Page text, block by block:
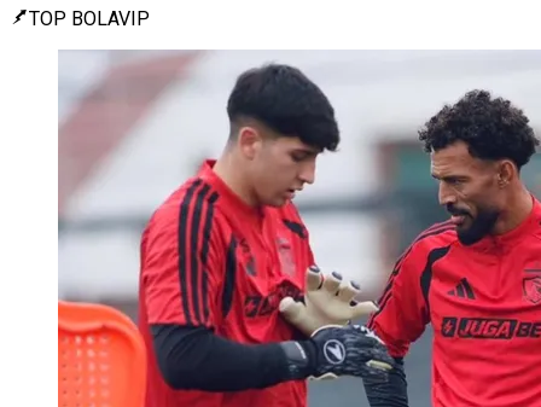
TOP BOLAVIP